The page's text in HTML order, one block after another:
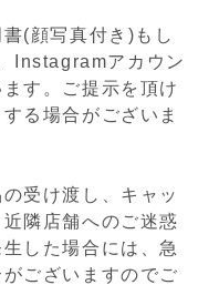
(顔写真付き)もし
Instagramアカウン
す。ご提示を頂け
る場合がございま
受け渡し、キャッ
隣店舗へのご迷惑
した場合には、急
ございますのでご